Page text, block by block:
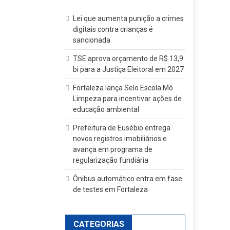
Lei que aumenta punição a crimes
digitais contra crianças é
sancionada
TSE aprova orçamento de R$ 13,9
bi para a Justiça Eleitoral em 2027
Fortaleza lança Selo Escola Mó
Limpeza para incentivar ações de
educação ambiental
Prefeitura de Eusébio entrega
novos registros imobiliários e
avança em programa de
regularização fundiária
Ônibus automático entra em fase
de testes em Fortaleza
CATEGORIAS